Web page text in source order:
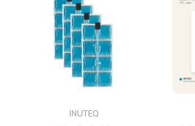
INUTEQ